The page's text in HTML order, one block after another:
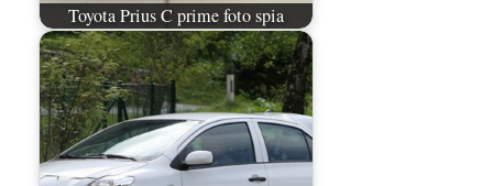
Toyota Prius C prime foto spia